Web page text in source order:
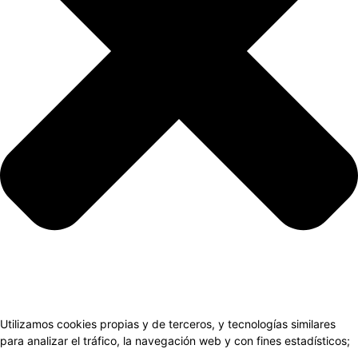
Utilizamos cookies propias y de terceros, y tecnologías similares
para analizar el tráfico, la navegación web y con fines estadísticos;